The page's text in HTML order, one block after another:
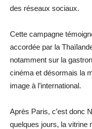
des réseaux sociaux.
Cette campagne
accordée par la
notamment sur la
cinéma et désormais la
image à l’international.
Après Paris, c’est donc
quelques jours, la vitrine